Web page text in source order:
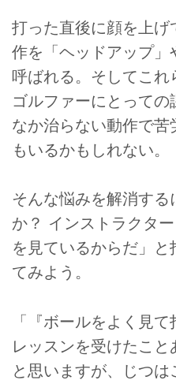
打った直後に顔を上げ
作を「ヘッドアップ」
呼ばれる。そしてこ
ゴルファーにとって
なか治らない動作で
もいるかもしれない。
そんな悩みを解消す
か？ インストラクタ
を見ているからだ」
てみよう。
「『ボールをよく見
レッスンを受けたこ
と思いますが、じつ